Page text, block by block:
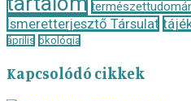
Ismeretterjesztő Társulat
április ökológia
Kapcsolódó cikkek